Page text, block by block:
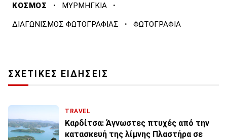
ΚΟΣΜΟΣ · ΜΥΡΜΗΓΚΙΑ ·
ΔΙΑΓΩΝΙΣΜΟΣ ΦΩΤΟΓΡΑΦΙΑΣ · ΦΩΤΟΓΡΑΦΙΑ
ΣΧΕΤΙΚΕΣ ΕΙΔΗΣΕΙΣ
TRAVEL
Καρδίτσα: Άγνωστες πτυχές από την
κατασκευή της λίμνης Πλαστήρα σε